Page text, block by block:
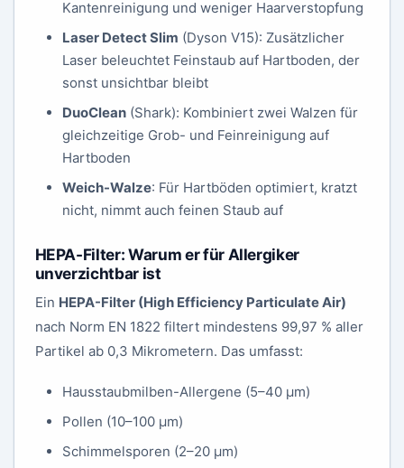
Kantenreinigung und weniger Haarverstopfung
Laser Detect Slim (Dyson V15): Zusätzlicher
Laser beleuchtet Feinstaub auf Hartboden, der
sonst unsichtbar bleibt
DuoClean(Shark): Kombiniert zwei Walzen für
gleichzeitige Grob- und Feinreinigung auf
Hartboden
Weich-Walze: Für Hartböden optimiert, kratzt
nicht, nimmt auch feinen Staub auf
HEPA-Filter: Warum er für Allergiker
unverzichtbar ist
Ein HEPA-Filter (High Efficiency Particulate Air)
nach Norm EN 1822 filtert mindestens 99,97 % aller
Partikel ab 0,3 Mikrometern. Das umfasst:
Hausstaubmilben-Allergene (5–40 µm)
Pollen (10–100 µm)
Schimmelsporen (2–20 µm)